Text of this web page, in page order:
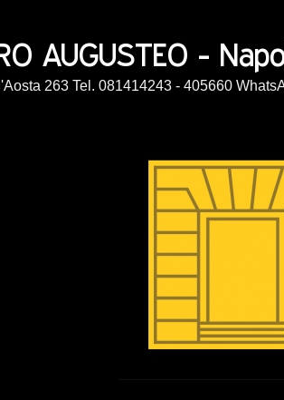
263 Tel. 081414243 - 405660